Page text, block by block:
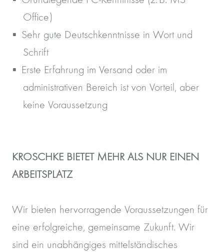
Office)
Sehr gute Deutschkenntnisse in Wort und
Schrift
Erste Erfahrung im Versand oder im
administrativen Bereich ist von Vorteil, aber
keine Voraussetzung
KROSCHKE BIETET MEHR ALS NUR EINEN
ARBEITSPLATZ
Wir bieten hervorragende Voraussetzungen für
eine erfolgreiche, gemeinsame Zukunft. Wir
sind ein unabhängiges mittelständisches